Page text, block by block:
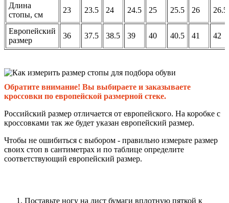
Длина
стопы, см
23 23.5 24 24.5 25 25.5 26 26.5
Европейский
размер
36 37.5 38.5 39 40 40.5 41 42
Обратите внимание! Вы выбираете и заказываете
кроссовки по европейской размерной стеке.
Российский размер отличается от европейского. На коробке с
кроссовками так же будет указан европейский размер.
Чтобы не ошибиться с выбором - правильно измерьте размер
своих стоп в сантиметрах и по таблице определите
соответствующий европейский размер.
Поставьте ногу на лист бумаги вплотную пяткой к